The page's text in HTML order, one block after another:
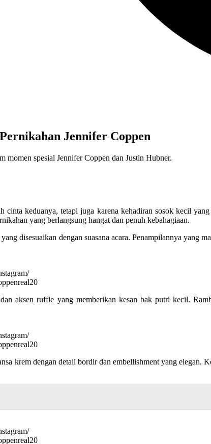
Jennifer Coppen
momen spesial Jennifer Coppen dan Justin Hubner.
keduanya, tetapi juga karena kehadiran sosok kecil
yang berlangsung hangat dan penuh kebahagiaan.
disesuaikan dengan suasana acara. Penampilannya yang
aksen ruffle yang memberikan kesan bak putri kecil.
krem dengan detail bordir dan embellishment yang elegan.